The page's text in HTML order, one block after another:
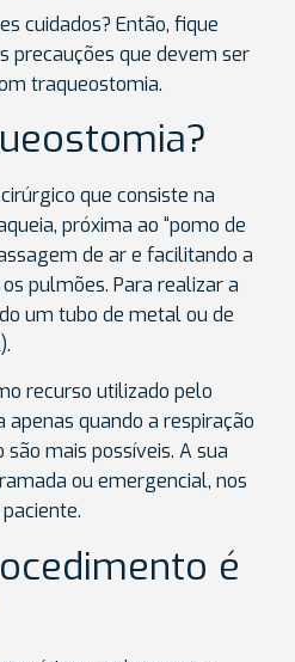
cuidados? Então, fique
precauções que devem ser
traqueostomia.
que consiste na
próxima ao “pomo de
de ar e facilitando a
pulmões. Para realizar a
um tubo de metal ou de
recurso utilizado pelo
apenas quando a respiração
mais possíveis. A sua
ou emergencial, nos
é